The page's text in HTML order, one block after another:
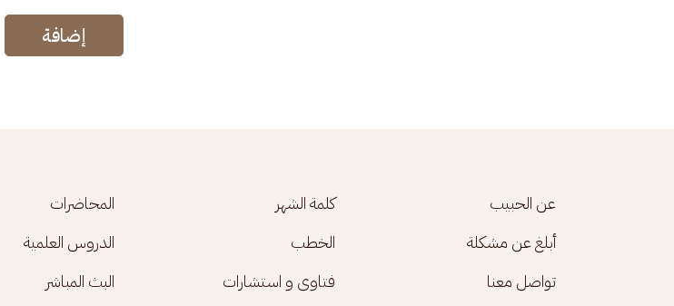
إضافة
Footer menu
عن الحبيب كلمة الشهر
المحاضرات
أبلغ عن مشكلة
الخطب
الدروس العلمية
تواصل معنا
فتاوى و استشارات
البث المباشر